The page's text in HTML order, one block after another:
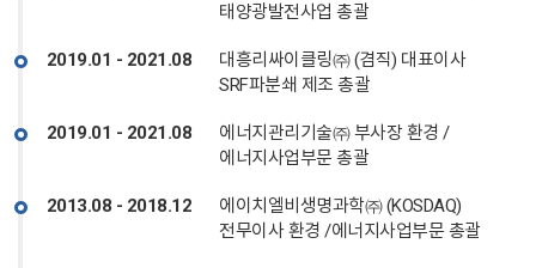
태양광발전사업 총괄
2019.01 - 2021.08
대흥리싸이클링㈜ (겸직) 대표이사
SRF파분쇄 제조 총괄
2019.01 - 2021.08
에너지관리기술㈜ 부사장 환경 /
에너지사업부문 총괄
2013.08 - 2018.12
에이치엘비생명과학㈜ (KOSDAQ)
전무이사 환경 /에너지사업부문 총괄